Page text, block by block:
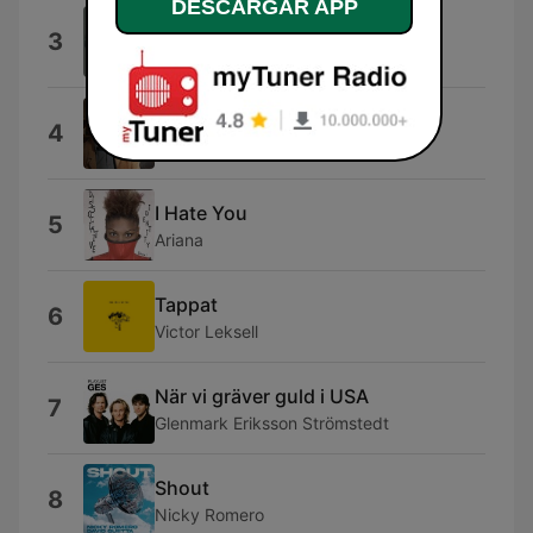
3 Midnight Sun
4 Balladen om tusen spänn
Alf Robertson
5 I Hate You
Ariana
6 Tappat
Victor Leksell
7 När vi gräver guld i USA
Glenmark Eriksson Strömstedt
8 Shout
Nicky Romero
DESCARGAR APP